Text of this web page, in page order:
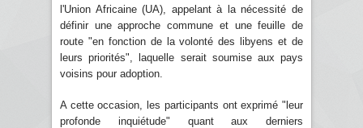
l'Union Africaine (UA), appelant à la nécessité de
définir une approche commune et une feuille de
route "en fonction de la volonté des libyens et de
leurs priorités", laquelle serait soumise aux pays
voisins pour adoption.
A cette occasion, les participants ont exprimé "leur
profonde inquiétude" quant aux derniers